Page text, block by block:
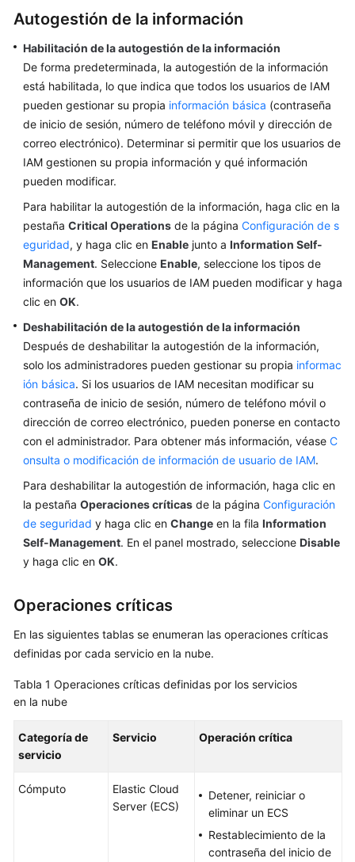
Autogestión de la información
Habilitación de la autogestión de la información
De forma predeterminada, la autogestión de la información
está habilitada, lo que indica que todos los usuarios de IAM
pueden gestionar su propia información básica (contraseña
de inicio de sesión, número de teléfono móvil y dirección de
correo electrónico). Determinar si permitir que los usuarios de
IAM gestionen su propia información y qué información
pueden modificar.
Para habilitar la autogestión de la información, haga clic en la
pestaña Critical Operations de la página Configuración de s
eguridad, y haga clic en Enable junto a Information Self-
Management. Seleccione Enable, seleccione los tipos de
información que los usuarios de IAM pueden modificar y haga
clic en OK.
Deshabilitación de la autogestión de la información
Después de deshabilitar la autogestión de la información,
solo los administradores pueden gestionar su propia informac
ión básica. Si los usuarios de IAM necesitan modificar su
contraseña de inicio de sesión, número de teléfono móvil o
dirección de correo electrónico, pueden ponerse en contacto
con el administrador. Para obtener más información, véase C
onsulta o modificación de información de usuario de IAM.
Para deshabilitar la autogestión de información, haga clic en
la pestaña Operaciones críticas de la página Configuración
de seguridad y haga clic en Change en la fila Information
Self-Management. En el panel mostrado, seleccione Disable
y haga clic en OK.
Operaciones críticas
En las siguientes tablas se enumeran las operaciones críticas
definidas por cada servicio en la nube.
Tabla 1 Operaciones críticas definidas por los servicios
en la nube
Categoría de
servicio
Servicio Operación crítica
Cómputo
Elastic Cloud
Server (ECS)
Detener, reiniciar o
eliminar un ECS
Restablecimiento de la
contraseña del inicio de